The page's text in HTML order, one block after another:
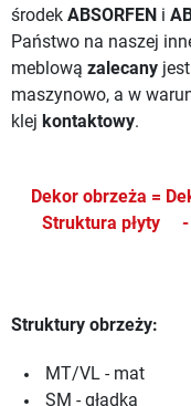
środek ABSORFEN i
Państwo na naszej
meblową zalecany
maszynowo, a w
klej kontaktowy.
Dekor obrzeża =
Struktura
Struktury obrzeży:
MT/VL - mat
SM - gładka